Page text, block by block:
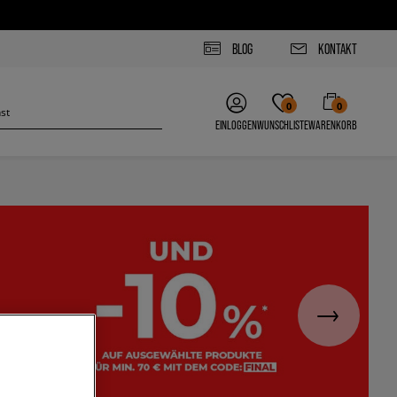
BLOG KONTAKT
EINLOGGEN
0
WUNSCHLISTE
0
WARENKORB